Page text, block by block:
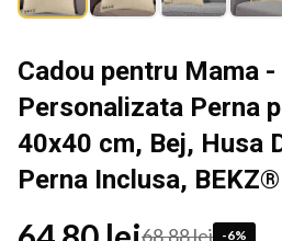
Cadou pentru Mama -
Personalizata Perna
40x40 cm, Bej, Husa
Perna Inclusa, BEKZ®
68,88 lei -6%